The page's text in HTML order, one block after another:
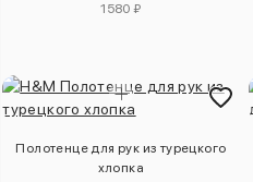
1580 ₽
Полотенце для рук из турецкого
хлопка